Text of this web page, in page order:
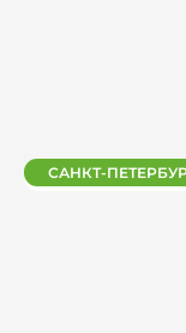
САНКТ-